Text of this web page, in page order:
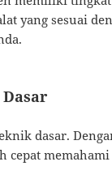
yang sesuai
dasar.
cepat